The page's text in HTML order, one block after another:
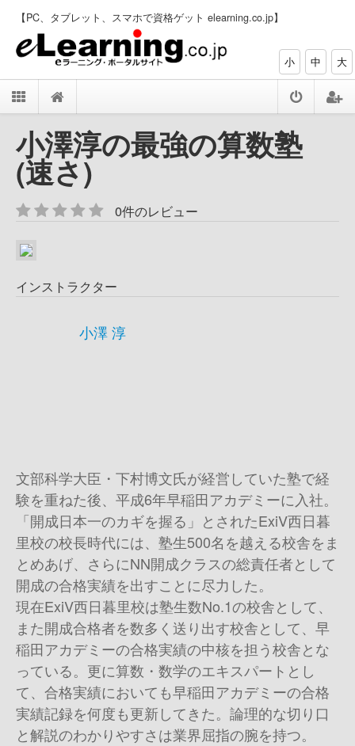
【PC、タブレット、スマホで資格ゲット elearning.co.jp】
小 中 大
小澤淳の最強の算数塾
(速さ)
0件のレビュー
インストラクター
小澤 淳
文部科学大臣・下村博文氏が経営していた塾で経
験を重ねた後、平成6年早稲田アカデミーに入社。
「開成日本一のカギを握る」とされたExiV西日暮
里校の校長時代には、塾生500名を越える校舎をま
とめあげ、さらにNN開成クラスの総責任者として
開成の合格実績を出すことに尽力した。
現在ExiV西日暮里校は塾生数No.1の校舎として、
また開成合格者を数多く送り出す校舎として、早
稲田アカデミーの合格実績の中核を担う校舎とな
っている。更に算数・数学のエキスパートとし
て、合格実績においても早稲田アカデミーの合格
実績記録を何度も更新してきた。論理的な切り口
と解説のわかりやすさは業界屈指の腕を持つ。